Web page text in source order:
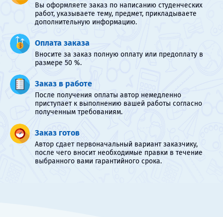
Вы оформляете заказ по написанию студенческих
работ, указываете тему, предмет, прикладываете
дополнительную информацию.
Оплата заказа
Вносите за заказ полную оплату или предоплату в
размере 50 %.
Заказ в работе
После получения оплаты автор немедленно
приступает к выполнению вашей работы согласно
полученным требованиям.
Заказ готов
Автор сдает первоначальный вариант заказчику,
после чего вносит необходимые правки в течение
выбранного вами гарантийного срока.